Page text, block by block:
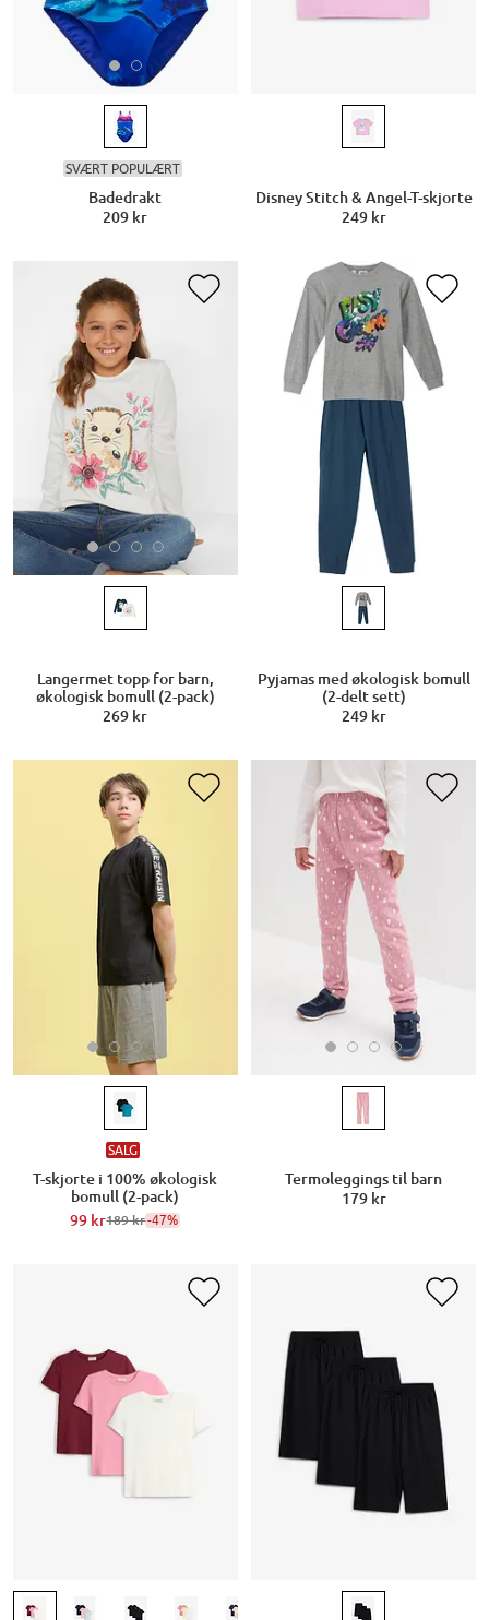
SVÆRT POPULÆRT
Badedrakt
209 kr
Disney Stitch & Angel-T-skjorte
249 kr
Langermet topp for barn,
økologisk bomull (2-pack)
269 kr
Pyjamas med økologisk bomull
(2-delt sett)
249 kr
SALG
T-skjorte i 100% økologisk
bomull (2-pack)
99 kr189 kr-47%
Termoleggings til barn
179 kr